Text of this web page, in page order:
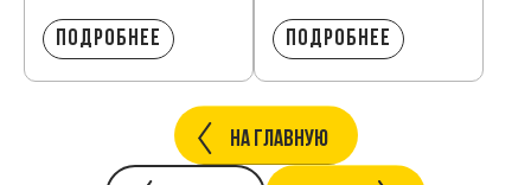
ПОДРОБНЕЕ ПОДРОБНЕЕ
НА ГЛАВНУЮ